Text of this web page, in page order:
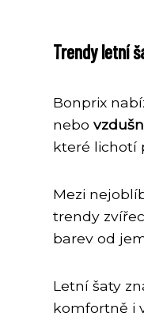
Trendy letní
Bonprix
nebo
které lichotí
Mezi
trendy
barev od
Letní šaty
komfortně i